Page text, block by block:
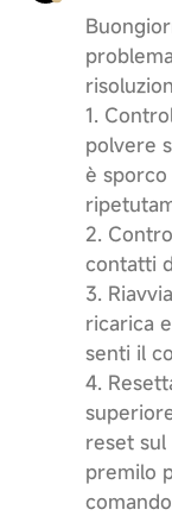
1.
polvere
è
2.
contatti
3.
ricarica
senti il
4.
reset
premilo